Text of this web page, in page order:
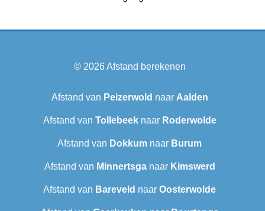
© 2026Afstand berekenen
Afstand van Peizerwold naar Aalden
Afstand van Tollebeeknaar Roderwolde
Afstand van Dokkum naar Burum
Afstand van Minnertsganaar Kimswerd
Afstand van Bareveld naar Oosterwolde